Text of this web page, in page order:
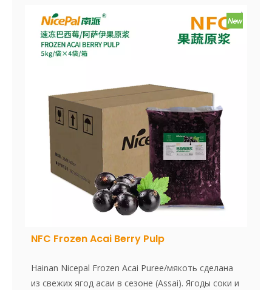
завершается в течение 30 минут, что
эффективно сохраняет свежий вкус и содержание
питания в дроссель.
NFC Frozen Acai Berry Pulp
Hainan Nicepal Frozen Acai Puree/мякоть сделана
из свежих ягод асаи в сезоне (Assai). Ягоды соки и